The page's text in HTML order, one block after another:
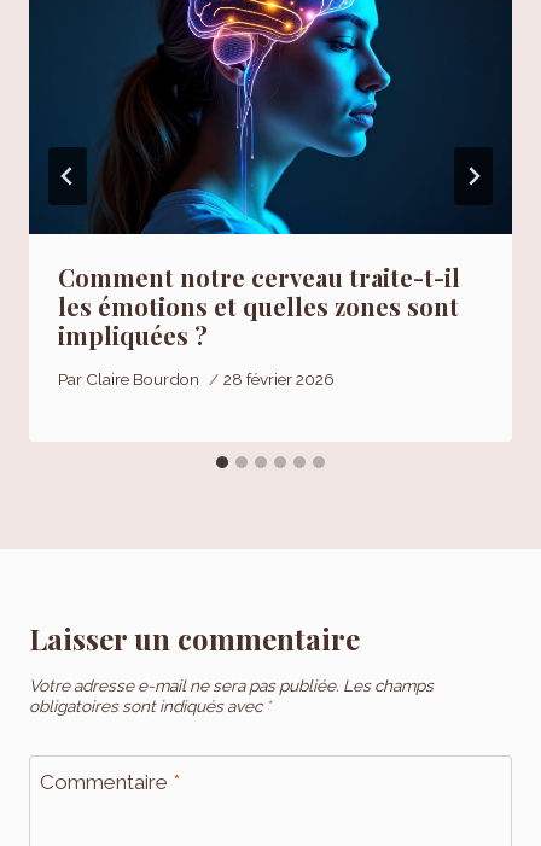
Comment notre cerveau traite-t-il
les émotions et quelles zones sont
impliquées ?
Par Claire Bourdon 28 février 2026
Laisser un commentaire
Votre adresse e-mail ne sera pas publiée. Les champs
obligatoires sont indiqués avec *
Commentaire *